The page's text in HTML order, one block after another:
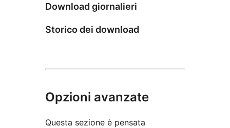
Download giornalieri
Storico dei download
Opzioni avanzate
Questa sezione è pensata